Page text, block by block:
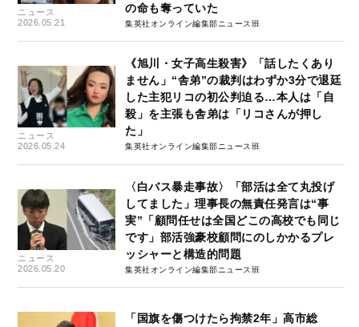
ニュース
2026.05.21
の命も奪っていた
集英社オンライン編集部ニュース班
ニュース
2026.05.24
《旭川・女子高生殺害》「話したくあり
ません」“舎弟”の裁判はわずか3分で退廷
した主犯リコの初公判迫る…本人は「自
殺」を主張も舎弟は「リコさんが押し
た」
集英社オンライン編集部ニュース班
ニュース
2026.05.20
〈白バス暴走事故〉「部活は全て丸投げ
してました」理事長の無責任発言は“事
実”「顧問任せは全国どこの高校でも同じ
です」部活強豪校顧問にのしかかるプレ
ッシャーと構造的問題
集英社オンライン編集部ニュース班
「国旗を傷つけたら拘禁2年」高市総